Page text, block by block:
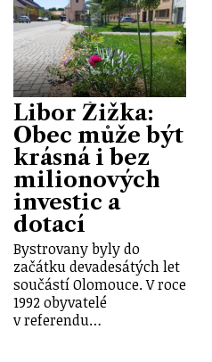
Libor Žižka:
Obec může být
krásná i bez
milionových
investic a
dotací
Bystrovany byly do
začátku devadesátých let
součástí Olomouce. V roce
1992 obyvatelé
v referendu…